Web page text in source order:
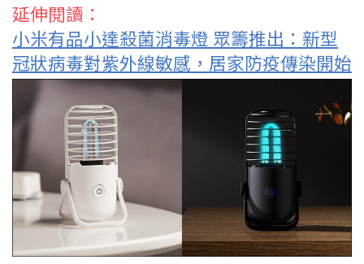
延伸閱讀：
小米有品小達殺菌消毒燈 眾籌推出：新型
冠狀病毒對紫外線敏感，居家防疫傳染開始